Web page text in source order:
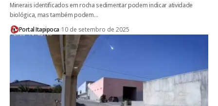
Minerais identificados em rocha sedimentar podem indicar atividade
biológica, mas também podem…
Portal Itapipoca 10 de setembro de 2025